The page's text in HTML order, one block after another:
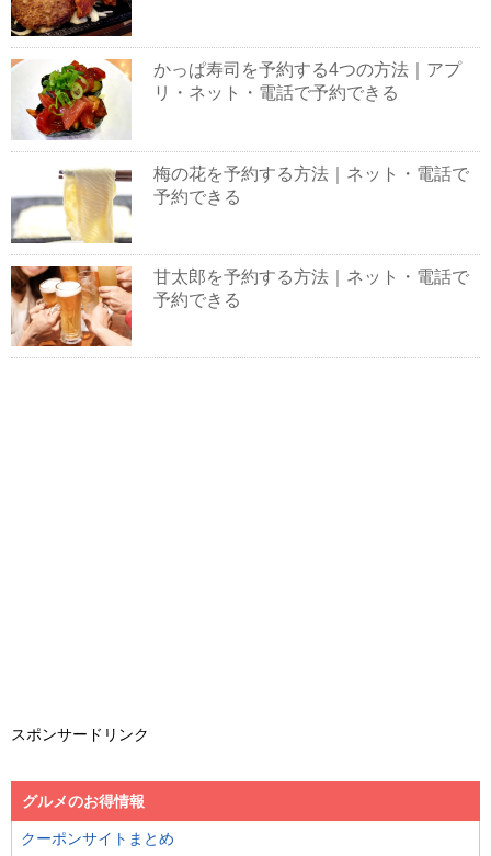
かっぱ寿司を予約する4つの方法｜アプ
リ・ネット・電話で予約できる
梅の花を予約する方法｜ネット・電話で
予約できる
甘太郎を予約する方法｜ネット・電話で
予約できる
スポンサードリンク
グルメのお得情報
クーポンサイトまとめ